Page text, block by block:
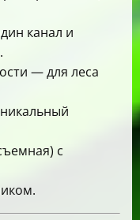
канал и
— для леса
с